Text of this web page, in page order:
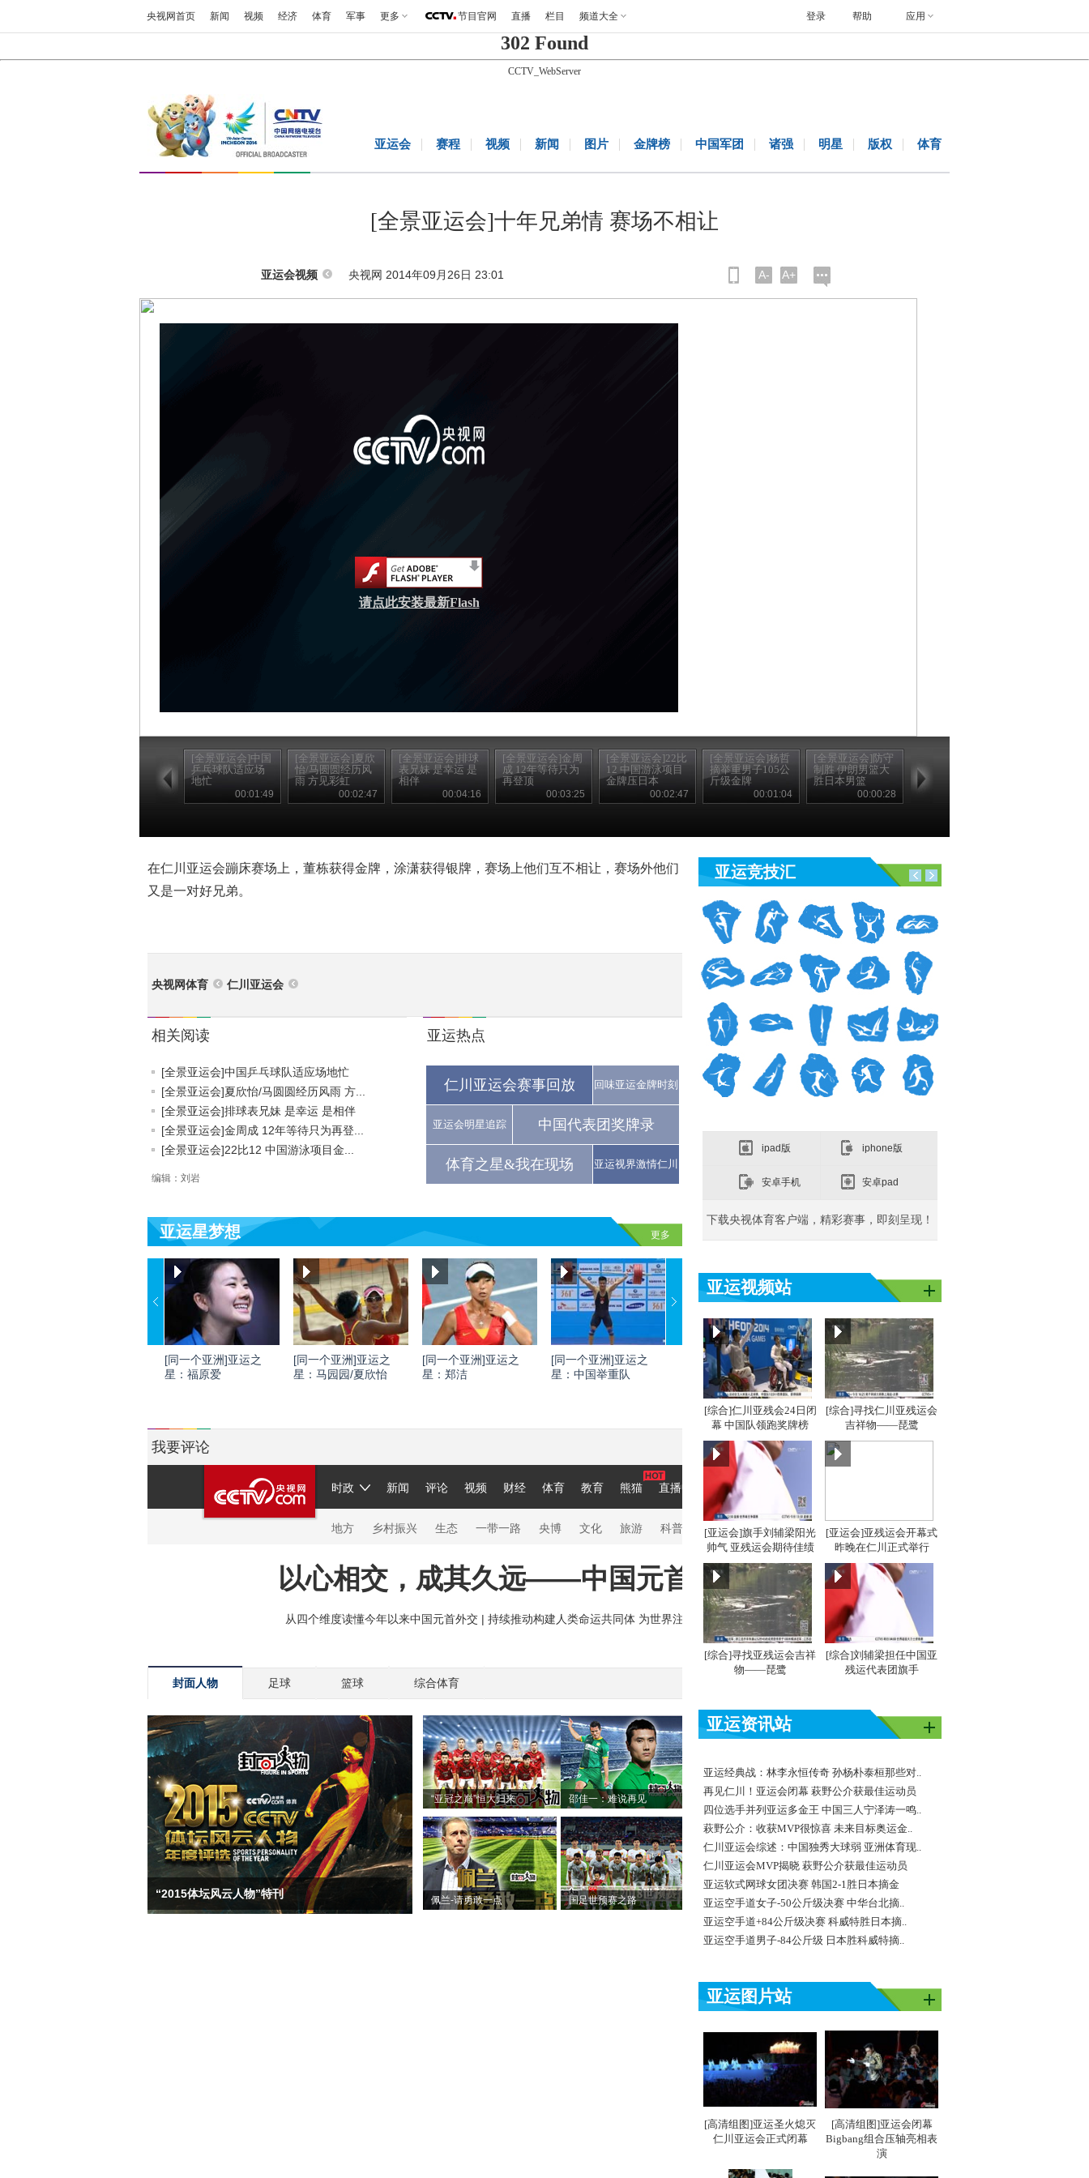
央视网首页 新闻 视频 经济 体育 军事 更多 节目官网 直播 栏目 频道大全 帮助 应用
登录
302 Found
CCTV_WebServer
亚运会 赛程 视频 新闻 图片 金牌榜 中国军团 诸强 明星 版权 体育
[全景亚运会]十年兄弟情 赛场不相让
亚运会视频 央视网 2014年09月26日 23:01 A- A+
请点此安装最新Flash
[全景亚运会]中国
乒乓球队适应场
地忙
00:01:49
[全景亚运会]夏欣
怡/马圆圆经历风
雨 方见彩虹
00:02:47
[全景亚运会]排球
表兄妹 是幸运 是
相伴
00:04:16
[全景亚运会]金周
成 12年等待只为
再登顶
00:03:25
[全景亚运会]22比
12 中国游泳项目
金牌压日本
00:02:47
[全景亚运会]杨哲
摘举重男子105公
斤级金牌
00:01:04
[全景亚运会]防守
制胜 伊朗男篮大
胜日本男篮
00:00:28
在仁川亚运会蹦床赛场上，董栋获得金牌，涂潇获得银牌，赛场上他们互不相让，赛场外他们
又是一对好兄弟。
央视网体育 仁川亚运会
相关阅读
[全景亚运会]中国乒乓球队适应场地忙
[全景亚运会]夏欣怡/马圆圆经历风雨 方...
[全景亚运会]排球表兄妹 是幸运 是相伴
[全景亚运会]金周成 12年等待只为再登...
[全景亚运会]22比12 中国游泳项目金...
编辑：刘岩
亚运热点
仁川亚运会赛事回放 回味亚运金牌时刻
亚运会明星追踪 中国代表团奖牌录
体育之星&我在现场 亚运视界激情仁川
亚运星梦想 更多
[同一个亚洲]亚运之
星：福原爱
[同一个亚洲]亚运之
星：马园园/夏欣怡
[同一个亚洲]亚运之
星：郑洁
[同一个亚洲]亚运之
星：中国举重队
[同一个亚洲]亚运之
星：刘灏
[同一个亚洲]亚运之
星：吴敏霞
我要评论
封面人物 足球 篮球 综合体育
“2015体坛风云人物”特刊
“亚冠之巅”恒大归来 邵佳一：难说再见
佩兰-请勇敢一点 国足世预赛之路
亚运竞技汇
ipad版 iphone版
安卓手机 安卓pad
下载央视体育客户端，精彩赛事，即刻呈现！
亚运视频站
[综合]仁川亚残会24日闭
幕 中国队领跑奖牌榜
[综合]寻找仁川亚残运会
吉祥物——琵鹭
[亚运会]旗手刘辅梁阳光
帅气 亚残运会期待佳绩
[亚运会]亚残运会开幕式
昨晚在仁川正式举行
[综合]寻找亚残运会吉祥
物——琵鹭
[综合]刘辅梁担任中国亚
残运代表团旗手
亚运资讯站
亚运经典战：林李永恒传奇 孙杨朴泰桓那些对..
再见仁川！亚运会闭幕 萩野公介获最佳运动员
四位选手并列亚运多金王 中国三人宁泽涛一鸣..
萩野公介：收获MVP很惊喜 未来目标奥运金..
仁川亚运会综述：中国独秀大球弱 亚洲体育现..
仁川亚运会MVP揭晓 萩野公介获最佳运动员
亚运软式网球女团决赛 韩国2-1胜日本摘金
亚运空手道女子-50公斤级决赛 中华台北摘..
亚运空手道+84公斤级决赛 科威特胜日本摘..
亚运空手道男子-84公斤级 日本胜科威特摘..
亚运图片站
[高清组图]亚运圣火熄灭
仁川亚运会正式闭幕
[高清组图]亚运会闭幕
Bigbang组合压轴亮相表
演